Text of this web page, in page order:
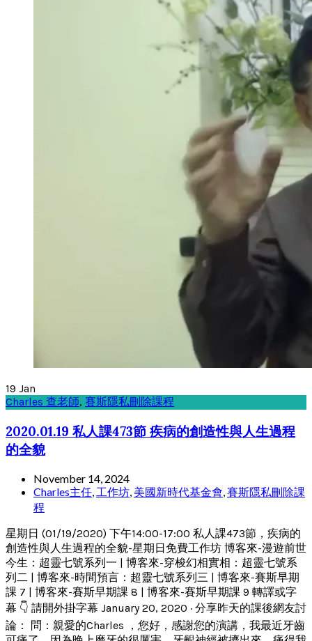
19 Jan
Charles 查老師, 賽斯隱私刪除課程
2020.01.19 私人課473節 疾病的創造性與人生過程
的全貌
November 14, 2024
Charles主任, 工作坊, 美國新時代基金會,賽斯隱私刪除課
程
星期日 (01/19/2020) 下午14:00-17:00 私人課473節，疾病的
創造性與人生過程的全貌-星期日免費工作坊 博客來-漫遊前世
今生：超靈七號系列一 | 博客來-穿梭幻相實相：超靈七號系
列二 | 博客來-時間預言：超靈七號系列三 | 博客來-賽斯早期
課 7 | 博客來-賽斯早期課 8 | 博客來-賽斯早期課 9 轉譯或字
幕 👇 請開外掛字幕 January 20, 2020 · 分享昨天的課後網友討
論： 問：親愛的Charles ，您好，感謝您的演講，我最近牙齒